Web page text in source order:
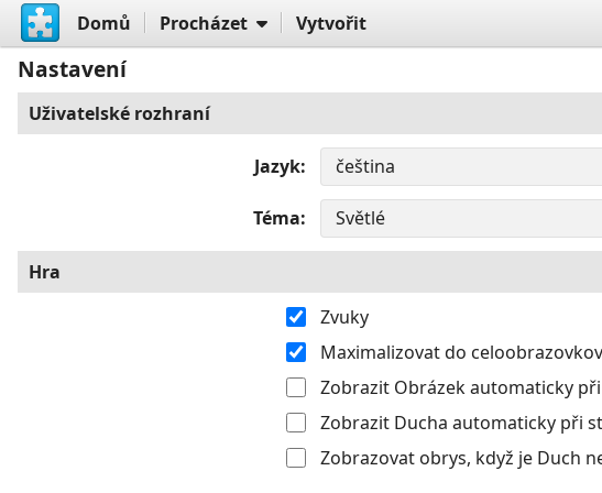
Domů Procházet Vytvořit
Nastavení
Uživatelské rozhraní
Jazyk
Téma
Hra
Zvuky
Maximalizovat do
Zobrazit Obrázek automaticky
Zobrazit Ducha automaticky při
Zobrazovat obrys, když je Duch